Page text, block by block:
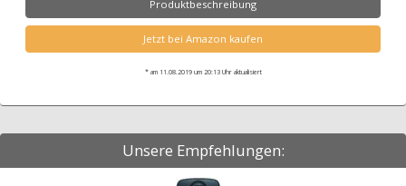
Produktbeschreibung
Jetzt bei Amazon kaufen
* am 11.08.2019 um 20:13 Uhr aktualisiert
Unsere Empfehlungen: